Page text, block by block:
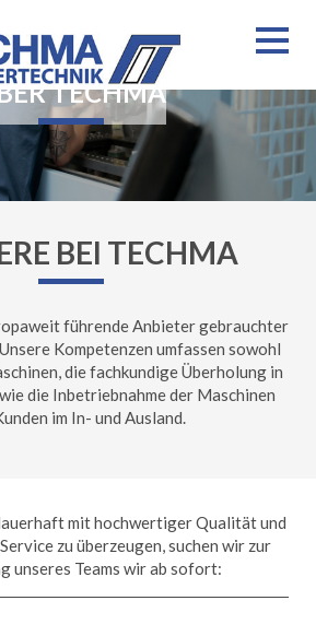
TECHMA
BEI TECHMA
führende Anbieter gebrauchter
Kompetenzen umfassen sowohl
die fachkundige Überholung in
die Inbetriebnahme der Maschinen
im In- und Ausland.
mit hochwertiger Qualität und
zu überzeugen, suchen wir zur
unseres Teams wir ab sofort: